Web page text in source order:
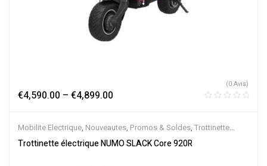
€4,590.00 – €4,899.00
(0 Avis)
Mobilite Electrique, Nouveautes, Promos & Soldes, Trottinette
Electrique
Trottinette électrique NUMO SLACK Core 920R